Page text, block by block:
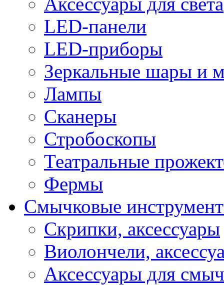
LED-панели
LED-приборы
Зеркальные шары и
Лампы
Сканеры
Стробоскопы
Театральные
Фермы
Смычковые
Скрипки, аксессуары
Виолончели,
Аксессуары для